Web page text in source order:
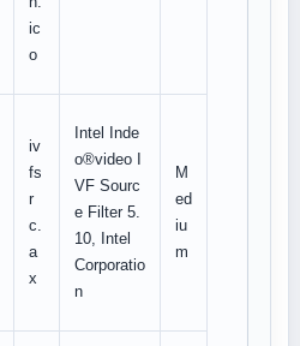
ic
o
iv
fs
r
c.
a
x
Intel Inde
o®video I
VF Sourc
e Filter 5.
10, Intel
Corporatio
n
M
ed
iu
m